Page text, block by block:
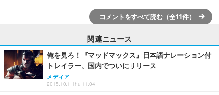
コメントをすべて読む（全11件）
関連ニュース
俺を見ろ！『マッドマックス』日本語ナレーション付
トレイラー、国内でついにリリース
メディア
2015.10.1 Thu 11:04